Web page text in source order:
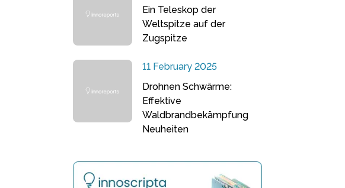
Ein Teleskop der
Weltspitze auf der
Zugspitze
11 February 2025
Drohnen Schwärme:
Effektive
Waldbrandbekämpfung
Neuheiten